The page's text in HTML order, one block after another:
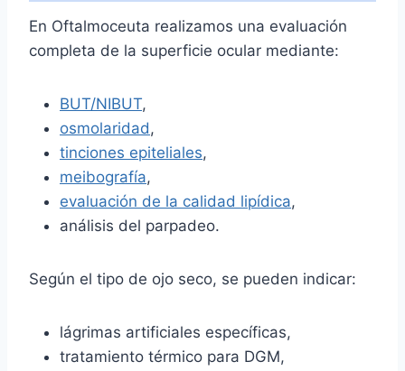
En Oftalmoceuta realizamos una evaluación
completa de la superficie ocular mediante:
BUT/NIBUT,
osmolaridad,
tinciones epiteliales,
meibografía,
evaluación de la calidad lipídica,
análisis del parpadeo.
Según el tipo de ojo seco, se pueden indicar:
lágrimas artificiales específicas,
tratamiento térmico para DGM,